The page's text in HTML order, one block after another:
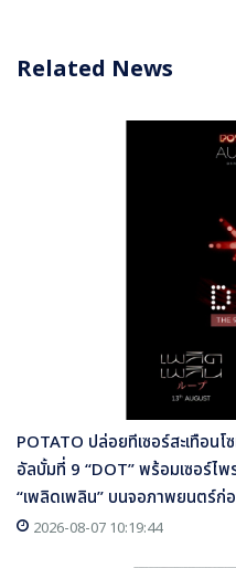
Related News
POTATO ปล่อยทีเซอร์สะเทือนโ
อัลบั้มที่ 9 “DOT” พร้อมเซอร์ไ
“เพลิดเพลิน” บนจอภาพยนตร์ก่
2026-08-07 10:19:44